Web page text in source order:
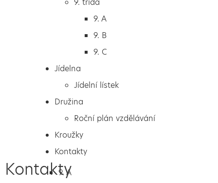
6. B
7. B
8. třída
8. A
8. B
8. C
9. třída
9. A
9. A
9. B
9. C
Jídelna
Jídelní lístek
Družina
Roční plán vzdělávání
Kroužky
Kontakty
Další aktuality
Kontakty